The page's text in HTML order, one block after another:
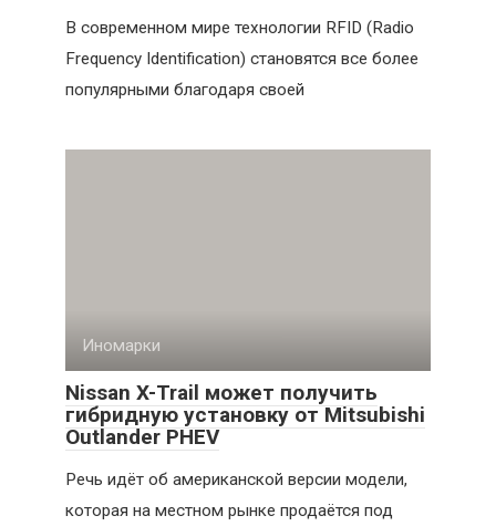
В современном мире технологии RFID (Radio
Frequency Identification) становятся все более
популярными благодаря своей
Иномарки
Nissan X-Trail может получить
гибридную установку от Mitsubishi
Outlander PHEV
Речь идёт об американской версии модели,
которая на местном рынке продаётся под